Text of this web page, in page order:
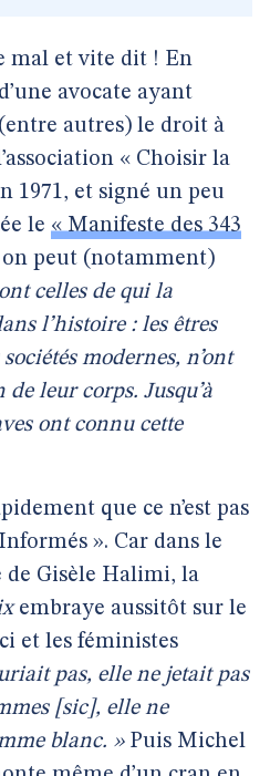
mal et vite dit ! En
avocate ayant
autres) le droit à
« Choisir la
1971, et signé un peu
le « Manifeste des 343
on peut (notamment)
celles de qui la
l’histoire : les êtres
modernes, n’ont
leur corps. Jusqu’à
ont connu cette
que ce n’est pas
». Car dans le
de Gisèle Halimi, la
embraye aussitôt sur le
et les féministes
pas, elle ne jetait pas
[sic], elle ne
blanc. »Puis Michel